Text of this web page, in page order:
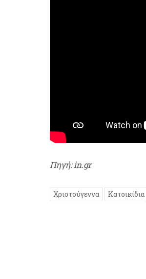
Πηγή: in.gr
Χριστούγεννα Κατοικίδια